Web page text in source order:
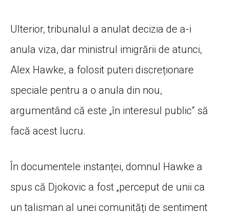
Ulterior, tribunalul a anulat decizia de a-i
anula viza, dar ministrul imigrării de atunci,
Alex Hawke, a folosit puteri discreționare
speciale pentru a o anula din nou,
argumentând că este „în interesul public” să
facă acest lucru.
În documentele instanței, domnul Hawke a
spus că Djokovic a fost „perceput de unii ca
un talisman al unei comunități de sentiment